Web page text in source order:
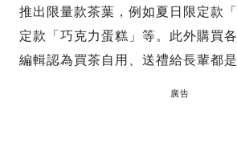
推出限量款茶葉，例如夏日限定款
定款「巧克力蛋糕」等。此外購買
編輯認為買茶自用、送禮給長輩都是
廣告